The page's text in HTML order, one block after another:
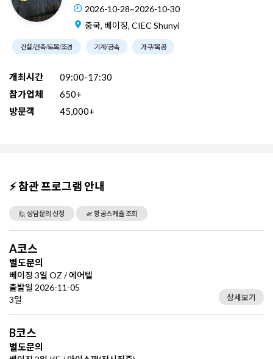
2026-10-28~2026-10-30
중국, 베이징, CIEC Shunyi
건설/건축/토목/조경 기계/금속 가구/목공
개최시간
09:00-17:30
참가업체
650+
방문객
45,000+
⚡ 참관 프로그램 안내
🙋 상담문의 신청 🛫 항공스케쥴 조회
A코스
별도문의
베이징 3일 OZ / 에어텔
출발일 2026-11-05
3일
상세보기
B코스
별도문의